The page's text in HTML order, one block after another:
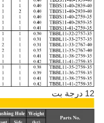
12 درجة بت